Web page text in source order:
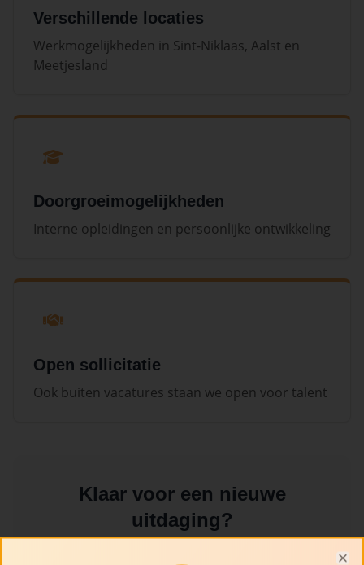
Verschillende locaties
Werkmogelijkheden in Sint-Niklaas, Aalst en
Meetjesland
Doorgroeimogelijkheden
Interne opleidingen en persoonlijke ontwikkeling
Open sollicitatie
Ook buiten vacatures staan we open voor talent
Klaar voor een nieuwe
uitdaging?